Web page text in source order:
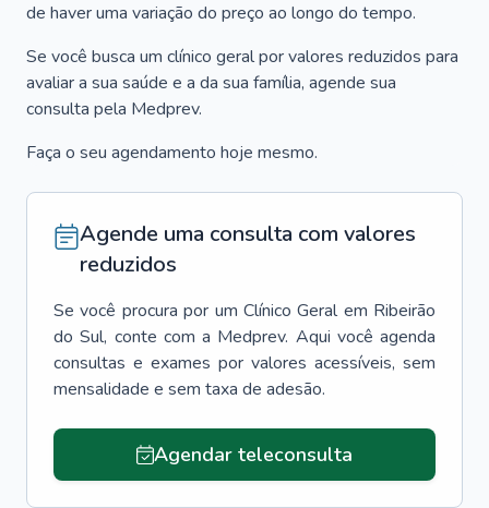
de haver uma variação do preço ao longo do tempo.
Se você busca um clínico geral por valores reduzidos para
avaliar a sua saúde e a da sua família, agende sua
consulta pela Medprev.
Faça o seu agendamento hoje mesmo.
Agende uma consulta com valores
reduzidos
Se você procura por um Clínico Geral em Ribeirão
do Sul, conte com a Medprev. Aqui você agenda
consultas e exames por valores acessíveis, sem
mensalidade e sem taxa de adesão.
Agendar teleconsulta